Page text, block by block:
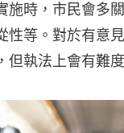
施時，市民會多
性等。對於有意
但執法上會有難度